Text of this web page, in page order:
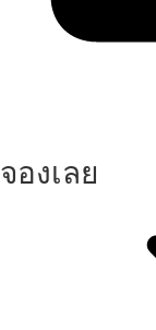
จองเลย